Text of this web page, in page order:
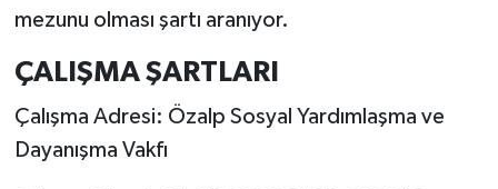
mezunu olması şartı aranıyor.
ÇALIŞMA ŞARTLARI
Çalışma Adresi: Özalp Sosyal Yardımlaşma ve
Dayanışma Vakfı